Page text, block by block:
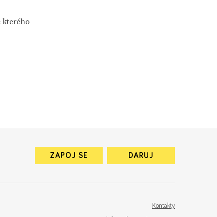
kterého
ZAPOJ SE DARUJ
Kontakty